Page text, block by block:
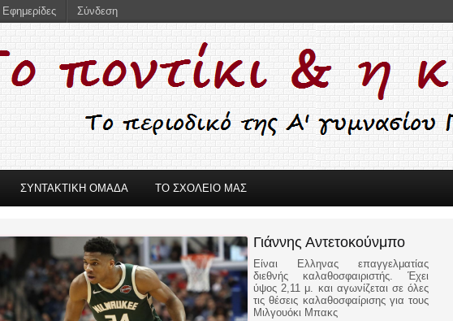
ΣΥΝΤΑΚΤΙΚΗ ΟΜΑΔΑ ΤΟ ΣΧΟΛΕΙΟ ΜΑΣ
Γιάννης Αντετοκούνμπο
Είναι Ελληνας επαγγελματίας
διεθνής καλαθοσφαιριστής. Έχει
ύψος 2,11 μ. και αγωνίζεται σε όλες
τις θέσεις καλαθοσφαίρισης για τους
Μιλγουόκι Μπακς
Σύνδεση